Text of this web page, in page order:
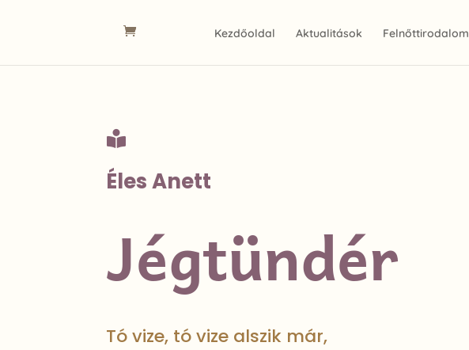
Kezdőoldal Aktualitások Felnőttirodalom

Éles Anett
Jégtündér
Tó vize, tó vize alszik már,